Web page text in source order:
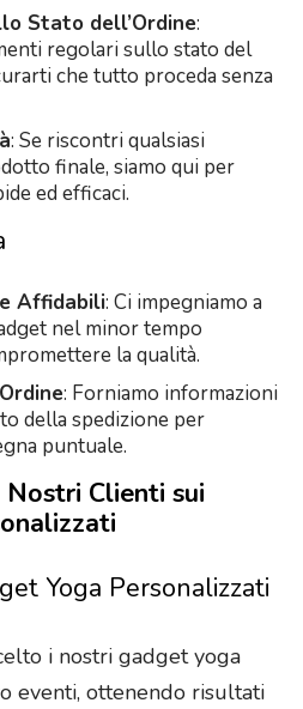
Stato dell’Ordine:
regolari sullo stato del
che tutto proceda senza
: Se riscontri qualsiasi
finale, siamo qui per
ed efficaci.
Affidabili: Ci impegniamo a
nel minor tempo
la qualità.
: Forniamo informazioni
della spedizione per
puntuale.
Clienti sui
Yoga Personalizzati
i nostri gadget yoga
eventi, ottenendo risultati